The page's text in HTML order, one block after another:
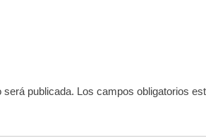
será publicada. Los campos obligatorios